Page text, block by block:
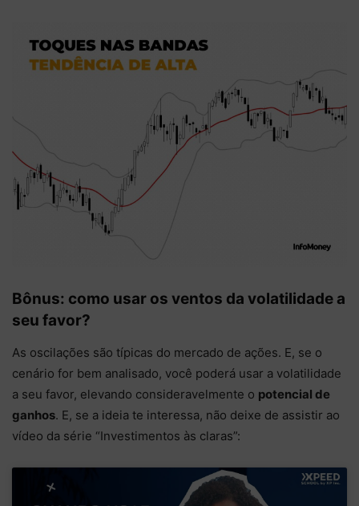
Bônus: como usar os ventos da volatilidade a
seu favor?
As oscilações são típicas do mercado de ações. E, se o
cenário for bem analisado, você poderá usar a volatilidade
a seu favor, elevando consideravelmente o potencial de
ganhos. E, se a ideia te interessa, não deixe de assistir ao
vídeo da série “Investimentos às claras”: